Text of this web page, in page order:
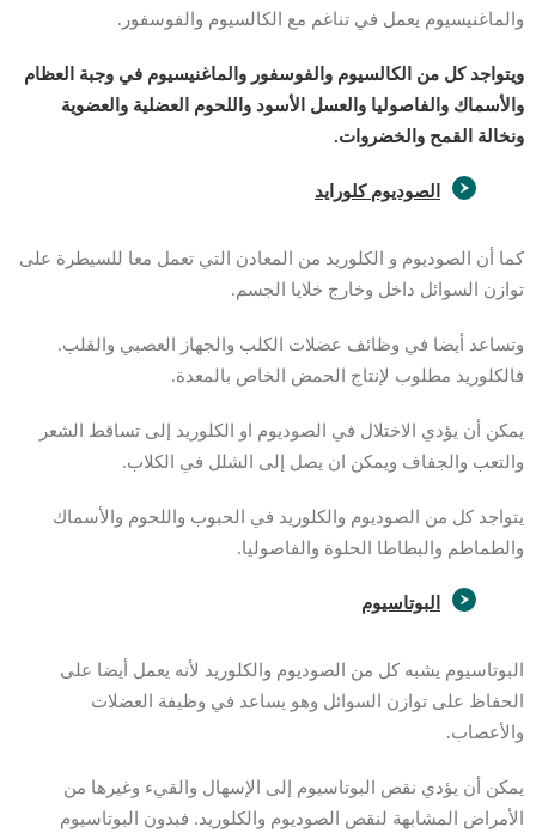
والماغنيسيوم يعمل في تناغم مع الكالسيوم والفوسفور.
ويتواجد كل من الكالسيوم والفوسفور والماغنيسيوم في وجبة العظام
والأسماك والفاصوليا والعسل الأسود واللحوم العضلية والعضوية
ونخالة القمح والخضروات.
الصوديوم كلورايد
كما أن الصوديوم و الكلوريد من المعادن التي تعمل معا للسيطرة على
توازن السوائل داخل وخارج خلايا الجسم.
وتساعد أيضا في وظائف عضلات الكلب والجهاز العصبي والقلب.
فالكلوريد مطلوب لإنتاج الحمض الخاص بالمعدة.
يمكن أن يؤدي الاختلال في الصوديوم او الكلوريد إلى تساقط الشعر
والتعب والجفاف ويمكن ان يصل إلى الشلل في الكلاب.
يتواجد كل من الصوديوم والكلوريد في الحبوب واللحوم والأسماك
والطماطم والبطاطا الحلوة والفاصوليا.
البوتاسيوم
البوتاسيوم يشبه كل من الصوديوم والكلوريد لأنه يعمل أيضا على
الحفاظ على توازن السوائل وهو يساعد في وظيفة العضلات
والأعصاب.
يمكن أن يؤدي نقص البوتاسيوم إلى الإسهال والقيء وغيرها من
الأمراض المشابهة لنقص الصوديوم والكلوريد. فبدون البوتاسيوم